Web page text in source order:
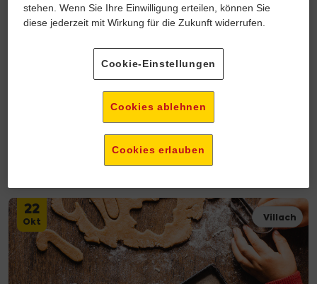
Schokolade erleben mit Lindt
Freitag, 9. Oktober • 18:00 Uhr
22
Okt Villach
stehen. Wenn Sie Ihre Einwilligung erteilen, können Sie
diese jederzeit mit Wirkung für die Zukunft widerrufen.
Cookie-Einstellungen
Cookies ablehnen
Cookies erlauben